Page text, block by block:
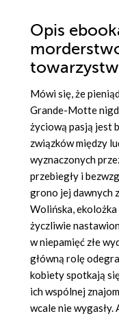
Opis
Mówi się, że
Grande-Motte
życiową pasją jest
związków między
wyznaczonych
przebiegły i
grono jej dawnych
Wolińska, ekolożka
życzliwie
w niepamięć złe
główną rolę
kobiety spotkają
ich wspólnej
wcale nie wygasły.